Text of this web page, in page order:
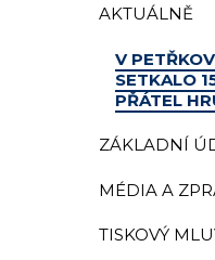
AKTUÁLNĚ
V
SETKALO
PŘÁTEL
ZÁKLADNÍ
MÉDIA A
TISKOVÝ